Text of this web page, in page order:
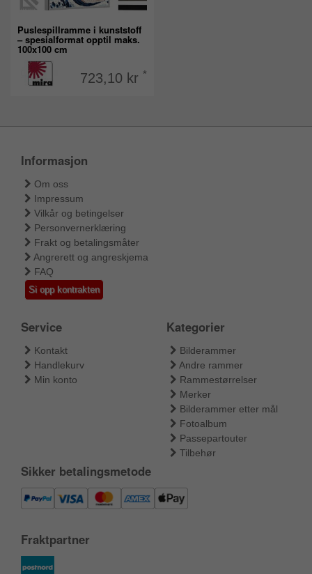
Puslespillramme i kunststoff
– spesialformat opptil maks.
100x100 cm
723,10 kr *
Informasjon
Om oss
Impressum
Vilkår og betingelser
Personvernerklæring
Frakt og betalingsmåter
Angrerett og angreskjema
FAQ
Si opp kontrakten
Service
Kontakt
Handlekurv
Min konto
Kategorier
Bilderammer
Andre rammer
Rammestørrelser
Merker
Bilderammer etter mål
Fotoalbum
Passepartouter
Tilbehør
Sikker betalingsmetode
Fraktpartner